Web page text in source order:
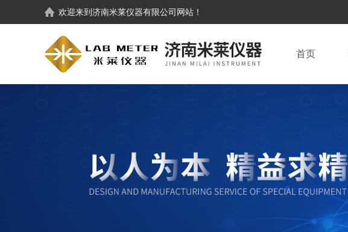
欢迎来到济南米莱仪器有限公司 网站！
首页